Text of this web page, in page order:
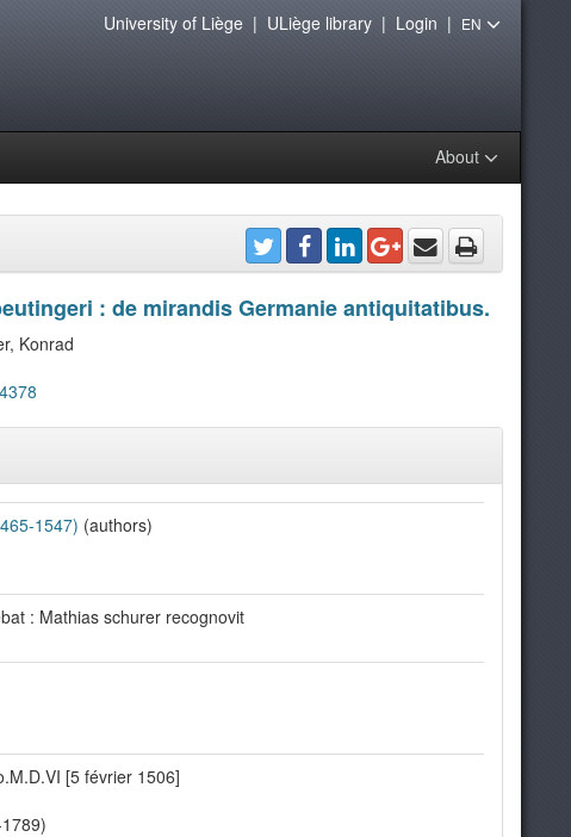
About
University of Liège| ULiège library| Login | EN
: de mirandis Germanie antiquitatibus.
Konrad
1547) (authors)
: Mathias schurer recognovit
[5 février 1506]